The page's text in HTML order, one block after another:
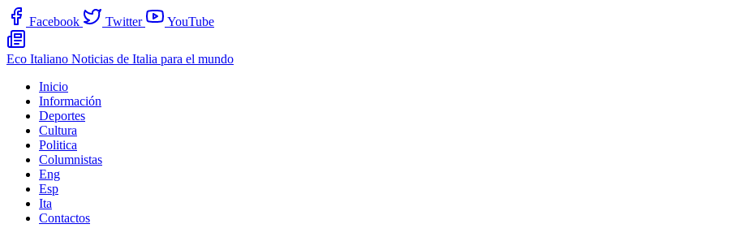
Facebook Twitter YouTube
Eco Italiano Noticias de Italia para el mundo
Inicio
Información
Deportes
Cultura
Politica
Columnistas
Eng
Esp
Ita
Contactos